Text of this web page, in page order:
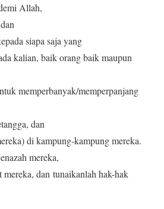
Allah,
siapa saja yang
kalian, baik orang baik maupun
memperbanyak/memperpanjang
dan
di kampung-kampung mereka.
mereka,
dan tunaikanlah hak-hak